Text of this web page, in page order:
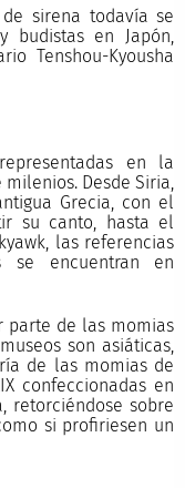
sirena todavía se
budistas en Japón,
Tenshou-Kyousha
en la
Desde Siria,
Grecia, con el
su canto, hasta el
las referencias
se encuentran en
parte de las momias
son asiáticas,
de las momias de
confeccionadas en
retorciéndose sobre
si profiriesen un